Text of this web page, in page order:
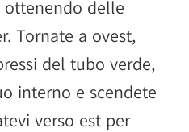
ottenendo delle
Tornate a ovest,
del tubo verde,
interno e scendete
verso est per